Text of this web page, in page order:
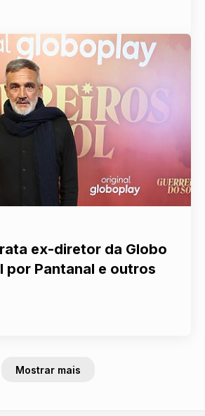
ex-diretor da Globo
por Pantanal e outros
Mostrar mais